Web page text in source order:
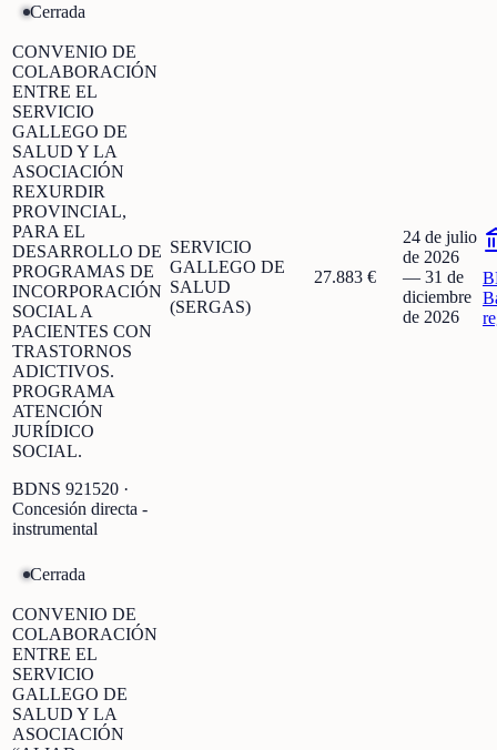
Cerrada
CONVENIO DE
COLABORACIÓN
ENTRE EL
SERVICIO
GALLEGO DE
SALUD Y LA
ASOCIACIÓN
REXURDIR
PROVINCIAL,
PARA EL
DESARROLLO DE
PROGRAMAS DE
INCORPORACIÓN
SOCIAL A
PACIENTES CON
TRASTORNOS
ADICTIVOS.
PROGRAMA
ATENCIÓN
JURÍDICO
SOCIAL.
BDNS 921520 ·
Concesión directa -
instrumental
SERVICIO
GALLEGO DE
SALUD
(SERGAS)
27.883 €
24 de julio
de 2026
— 31 de
diciembre
de 2026
Cerrada
CONVENIO DE
COLABORACIÓN
ENTRE EL
SERVICIO
GALLEGO DE
SALUD Y LA
ASOCIACIÓN